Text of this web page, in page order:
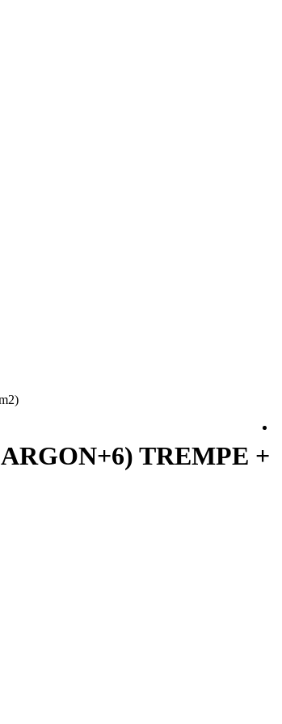
TREMPE +